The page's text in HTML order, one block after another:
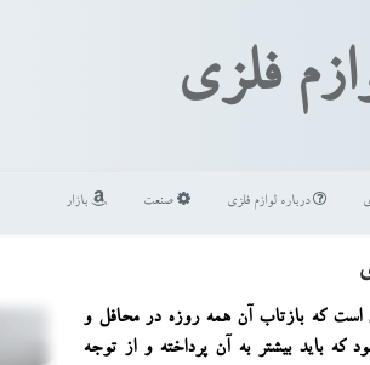
فلزی
درباره لوازم فلزی صنعت بازار
است كه بازتاب آن همه روزه در محافل و
باید بیشتر به آن پرداخته و از توجه